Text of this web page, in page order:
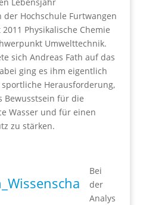
der Hochschule Furtwangen
Physikalische Chemie
Umwelttechnik.
sich Andreas Fath auf das
ging es ihm eigentlich
Herausforderung,
Bewusstsein für die
Wasser und für einen
zu stärken.
Bei
der
Analys